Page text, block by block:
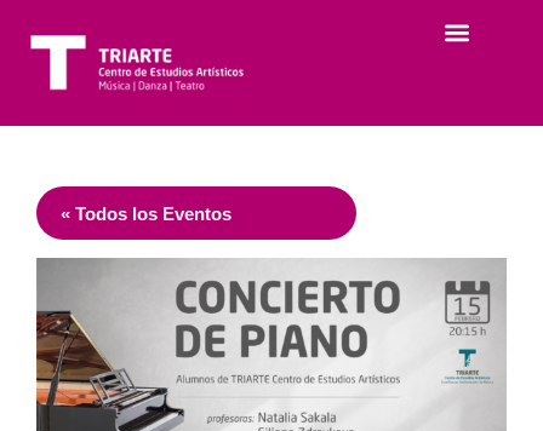
« Todos los Eventos